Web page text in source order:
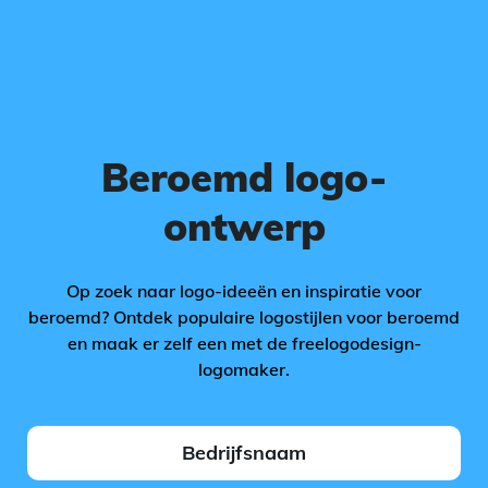
Beroemd logo-
ontwerp
Op zoek naar logo-ideeën en inspiratie voor
beroemd? Ontdek populaire logostijlen voor beroemd
en maak er zelf een met de freelogodesign-
logomaker.